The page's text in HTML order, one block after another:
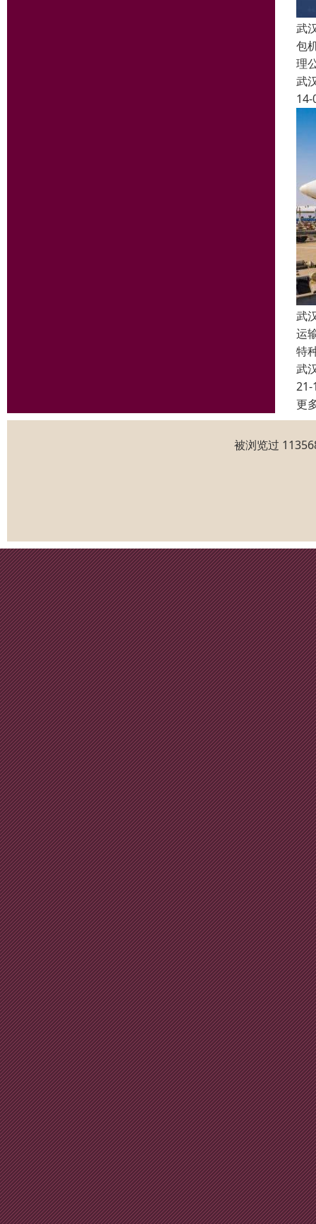
武
包
理
武
14-
武
运
特
武
21-
更
被浏览过